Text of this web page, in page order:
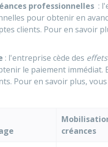
professionnelles :
pour obtenir en
clients. Pour en savoir
: l'entreprise cède des
le paiement immédiat.
Pour en savoir plus,
créances